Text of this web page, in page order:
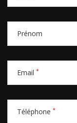
Prénom
Email *
Téléphone *